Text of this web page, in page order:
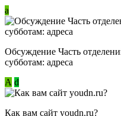
a
Обсуждение Часть
субботам: адреса
А d
Как вам сайт youdn.ru?